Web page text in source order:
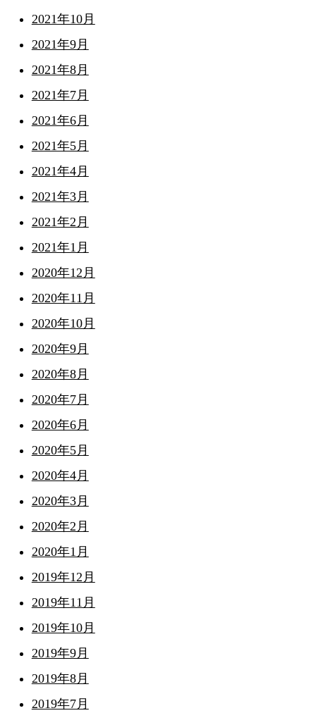
2021年10月
2021年9月
2021年8月
2021年7月
2021年6月
2021年5月
2021年4月
2021年3月
2021年2月
2021年1月
2020年12月
2020年11月
2020年10月
2020年9月
2020年8月
2020年7月
2020年6月
2020年5月
2020年4月
2020年3月
2020年2月
2020年1月
2019年12月
2019年11月
2019年10月
2019年9月
2019年8月
2019年7月